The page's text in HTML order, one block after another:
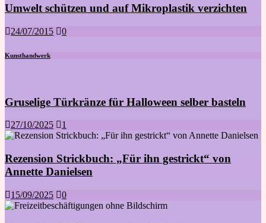
Umwelt schützen und auf Mikroplastik verzichten
24/07/2015 0
Kunsthandwerk
Gruselige Türkränze für Halloween selber basteln
27/10/2025 1
Rezension Strickbuch: „Für ihn gestrickt“ von
Annette Danielsen
15/09/2025 0